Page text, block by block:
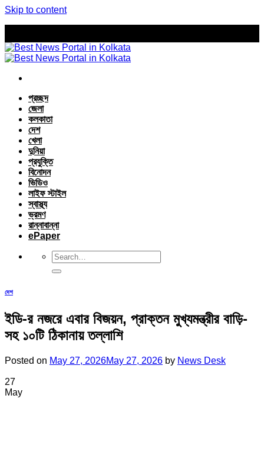
Skip to content
প্রচ্ছদ
জেলা
কলকাতা
দেশ
খেলা
দুনিয়া
প্রযুক্তি
বিনোদন
ভিডিও
লাইফ স্টাইল
স্বাস্থ্য
ভ্রমণ
রান্নাবান্না
ePaper
দেশ
ইডি-র নজরে এবার বিজয়ন, প্রাক্তন মুখ্যমন্ত্রীর বাড়ি-
সহ ১০টি ঠিকানায় তল্লাশি
Posted on May 27, 2026May 27, 2026 by News Desk
27
May